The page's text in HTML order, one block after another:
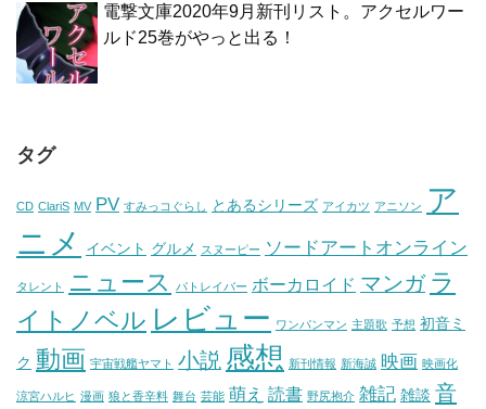
電撃文庫2020年9月新刊リスト。アクセルワー
ルド25巻がやっと出る！
タグ
CD ClariS MV PV すみっコぐらし とあるシリーズ アイカツ アニソン
ア
ニメ
イベント グルメ スヌーピー ソードアートオンライン
タレント ニュース パトレイバー ボーカロイド マンガ ラ
イトノベル レビュー ワンパンマン 主題歌 予想 初音ミ
ク 動画 宇宙戦艦ヤマト 小説 感想 新刊情報 新海誠 映画 映画化
涼宮ハルヒ 漫画 狼と香辛料 舞台 芸能 萌え 読書 野尻抱介 雑記 雑談 音